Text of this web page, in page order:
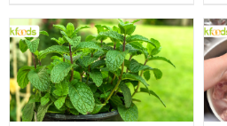
منرلز اور اینٹی آکسیڈنٹس
سے بھرپور اس سبزی کے
فائدے